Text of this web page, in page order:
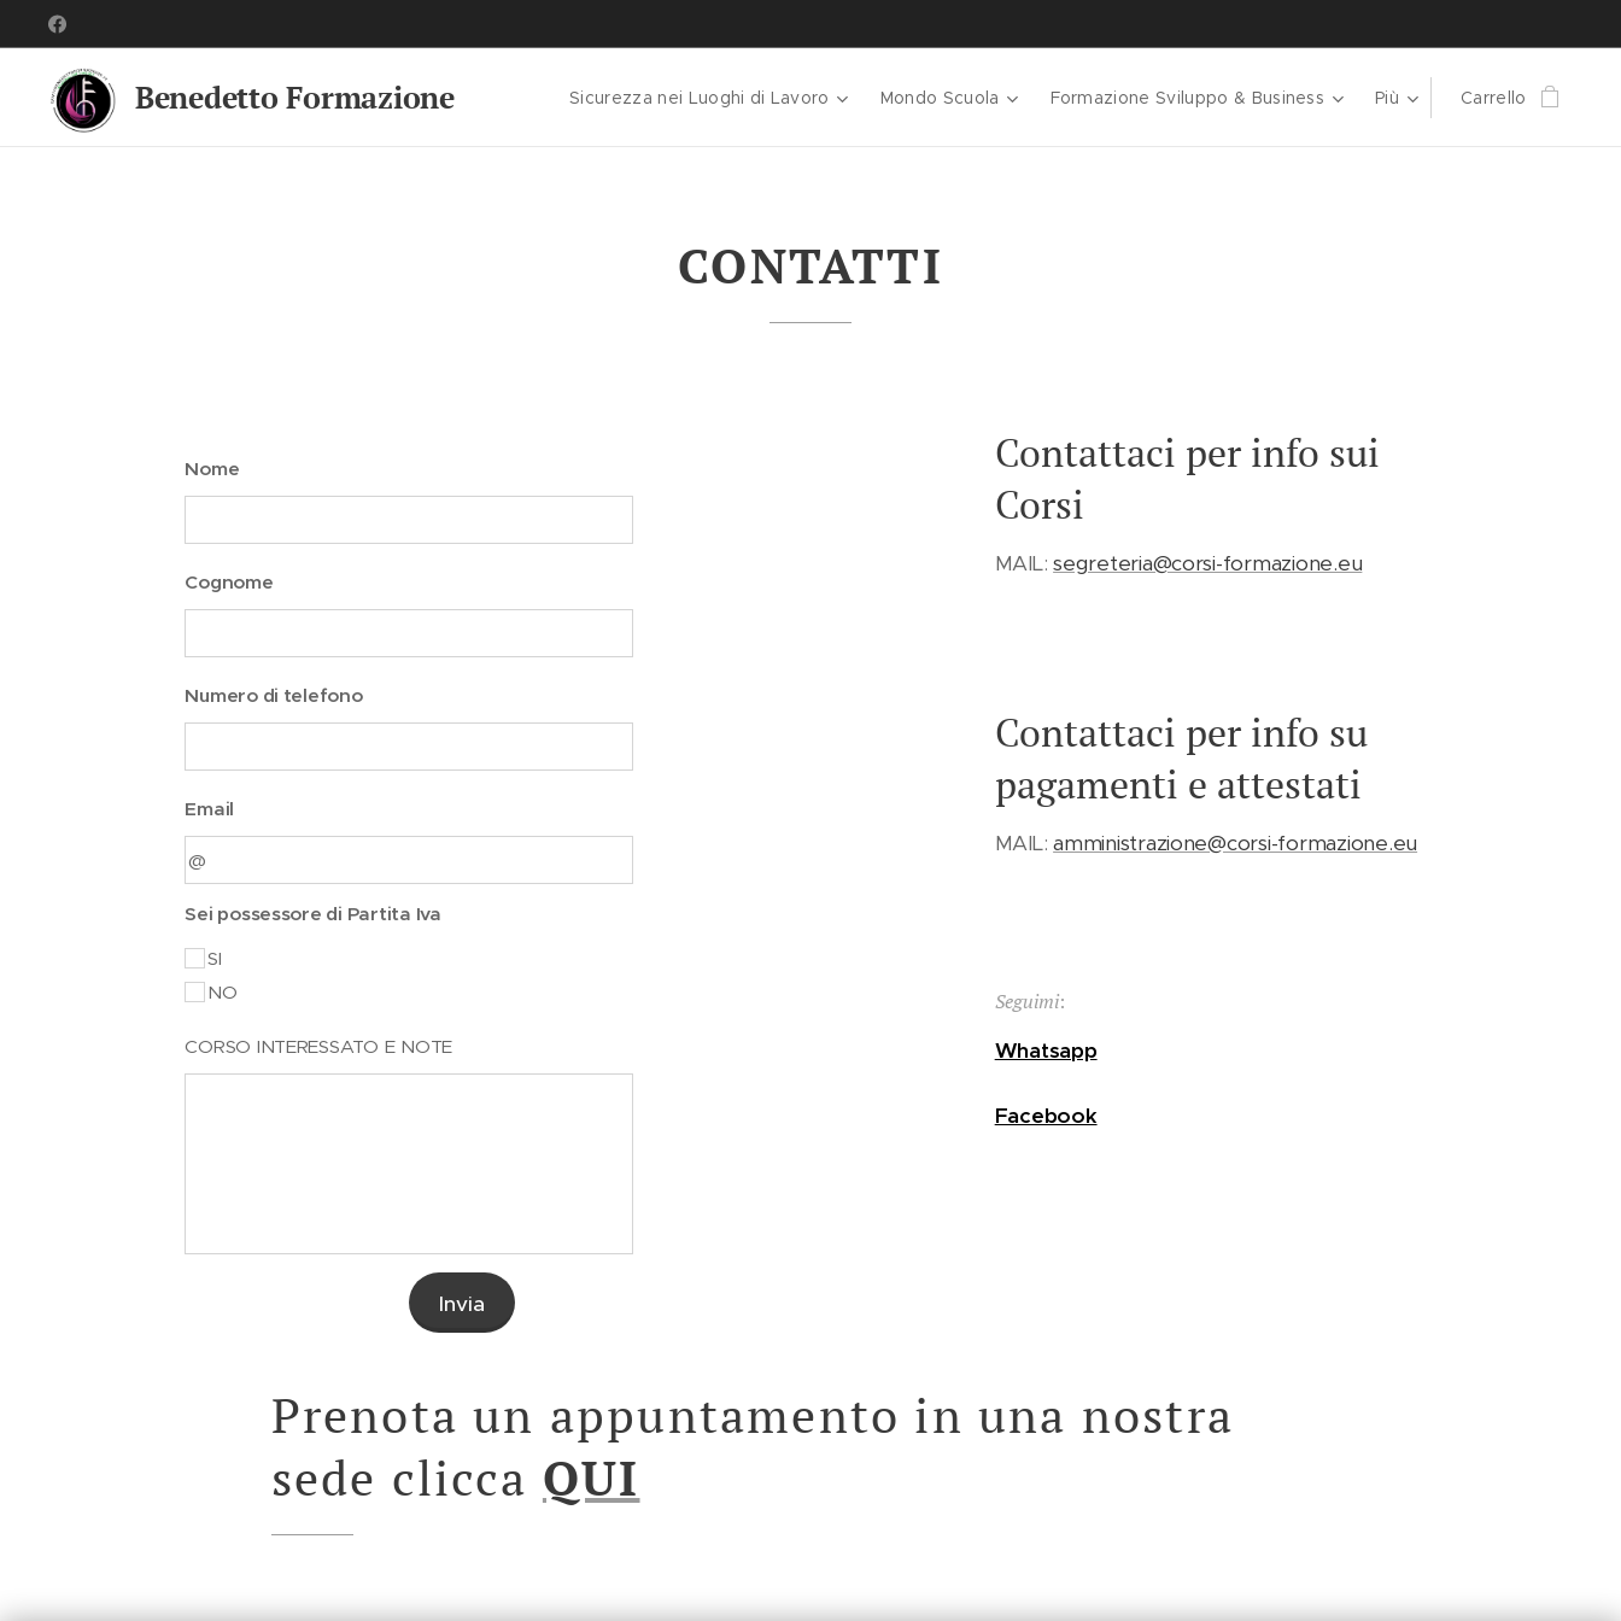
Benedetto Formazione Sicurezza nei Luoghi di Lavoro Mondo Scuola Formazione Sviluppo & Business Più Carrello
CONTATTI
Nome
Cognome
Numero di telefono
Email
Sei possessore di Partita Iva
SI
NO
CORSO INTERESSATO E NOTE
Invia
Contattaci per info sui
Corsi
MAIL:segreteria@corsi-formazione.eu
Contattaci per info su
pagamenti e attestati
MAIL:amministrazione@corsi-formazione.eu
Seguimi:
Whatsapp
Facebook
Prenota un appuntamento in una nostra
sede clicca QUI